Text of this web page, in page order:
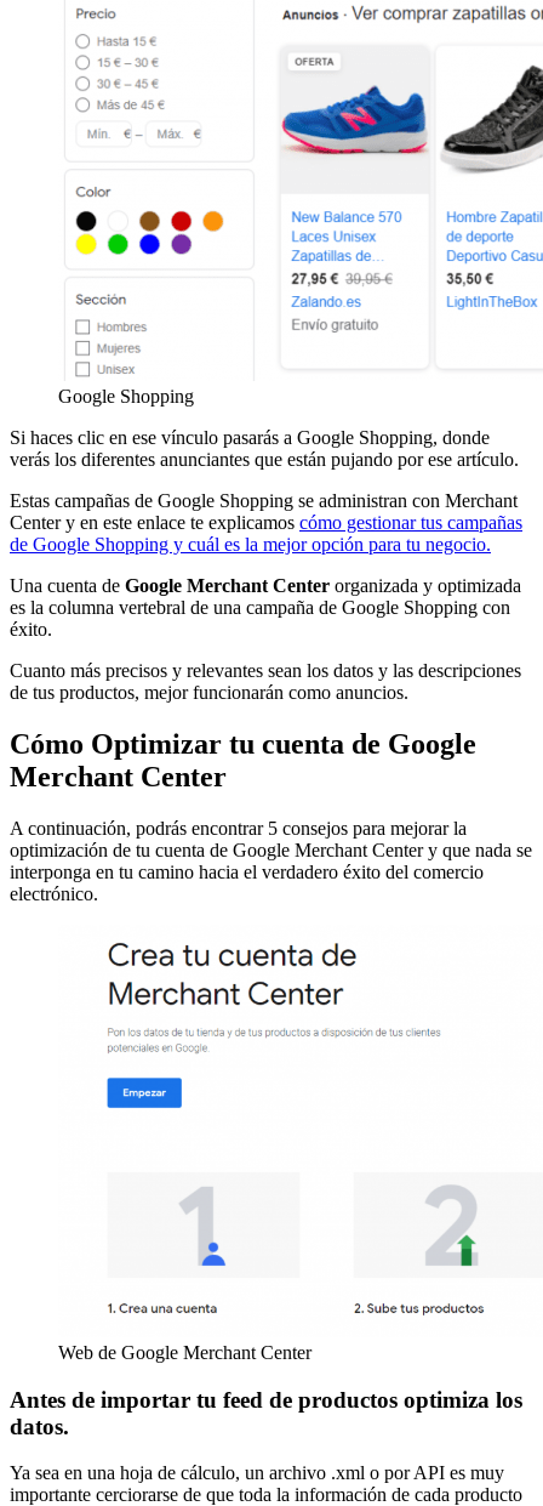
Google Shopping
Si haces clic en ese vínculo pasarás a Google Shopping, donde
verás los diferentes anunciantes que están pujando por ese artículo.
Estas campañas de Google Shopping se administran con Merchant
Center y en este enlace te explicamos cómo gestionar tus campañas
de Google Shopping y cuál es la mejor opción para tu negocio.
Una cuenta de Google Merchant Center organizada y optimizada
es la columna vertebral de una campaña de Google Shopping con
éxito.
Cuanto más precisos y relevantes sean los datos y las descripciones
de tus productos, mejor funcionarán como anuncios.
Cómo Optimizar tu cuenta de Google
Merchant Center
A continuación, podrás encontrar 5 consejos para mejorar la
optimización de tu cuenta de Google Merchant Center y que nada se
interponga en tu camino hacia el verdadero éxito del comercio
electrónico.
Web de Google Merchant Center
Antes de importar tu feed de productos optimiza los
datos.
Ya sea en una hoja de cálculo, un archivo .xml o por API es muy
importante cerciorarse de que toda la información de cada producto